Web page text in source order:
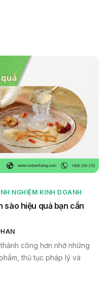
NGHIỆM KINH DOANH
sào hiệu quả bạn cần
công hơn nhờ những
thủ tục pháp lý và